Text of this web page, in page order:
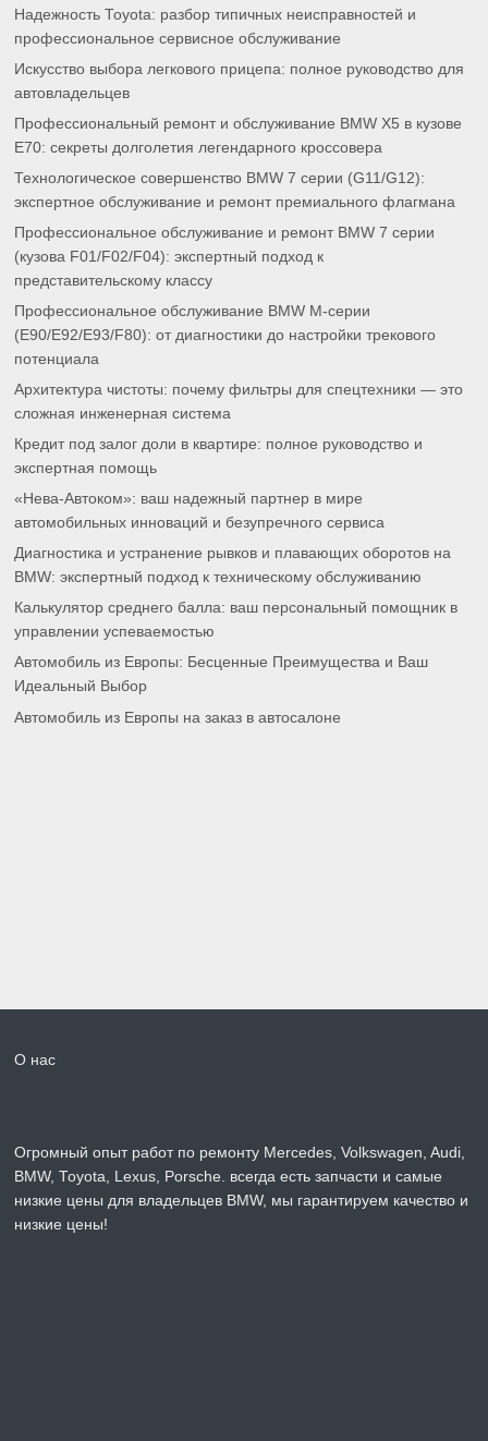
Надежность Toyota: разбор типичных неисправностей и
профессиональное сервисное обслуживание
Искусство выбора легкового прицепа: полное руководство для
автовладельцев
Профессиональный ремонт и обслуживание BMW X5 в кузове
E70: секреты долголетия легендарного кроссовера
Технологическое совершенство BMW 7 серии (G11/G12):
экспертное обслуживание и ремонт премиального флагмана
Профессиональное обслуживание и ремонт BMW 7 серии
(кузова F01/F02/F04): экспертный подход к
представительскому классу
Профессиональное обслуживание BMW M-серии
(E90/E92/E93/F80): от диагностики до настройки трекового
потенциала
Архитектура чистоты: почему фильтры для спецтехники — это
сложная инженерная система
Кредит под залог доли в квартире: полное руководство и
экспертная помощь
«Нева-Автоком»: ваш надежный партнер в мире
автомобильных инноваций и безупречного сервиса
Диагностика и устранение рывков и плавающих оборотов на
BMW: экспертный подход к техническому обслуживанию
Калькулятор среднего балла: ваш персональный помощник в
управлении успеваемостью
Автомобиль из Европы: Бесценные Преимущества и Ваш
Идеальный Выбор
Автомобиль из Европы на заказ в автосалоне
О нас
Огромный опыт работ по ремонту Mercedes, Volkswagen, Audi,
BMW, Toyota, Lexus, Porsche. всегда есть запчасти и самые
низкие цены для владельцев BMW, мы гарантируем качество и
низкие цены!